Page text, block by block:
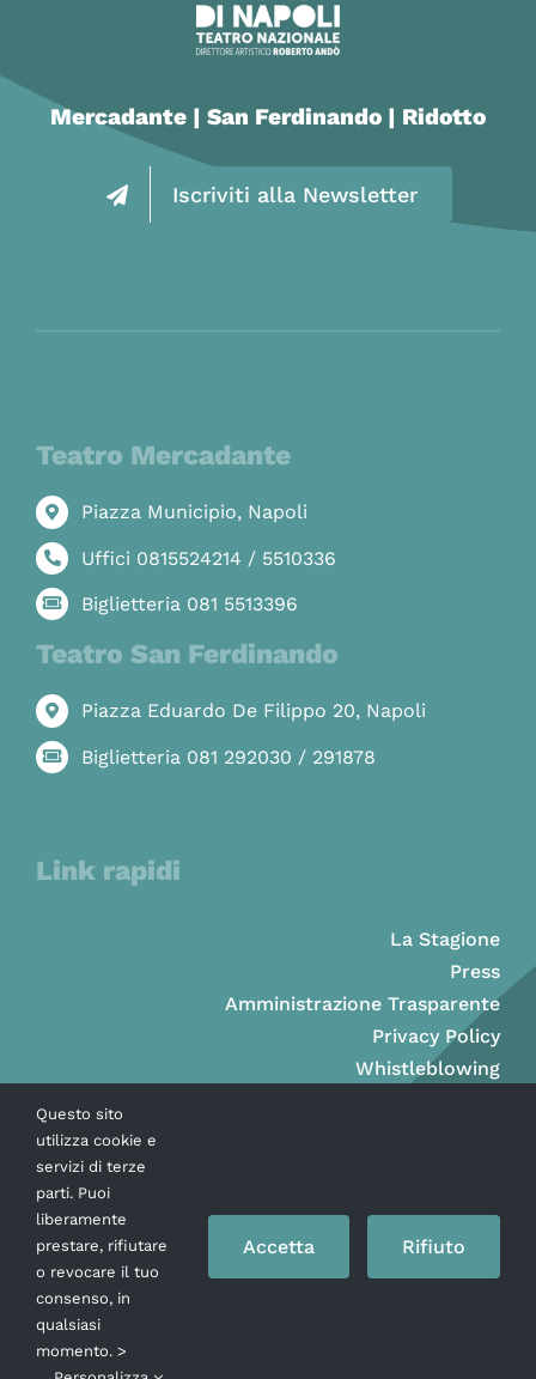
Mercadante | San Ferdinando | Ridotto
Iscriviti alla Newsletter
Teatro Mercadante
Piazza Municipio, Napoli
Uffici 0815524214 / 5510336
Biglietteria 081 5513396
Teatro San Ferdinando
Piazza Eduardo De Filippo 20, Napoli
Biglietteria 081 292030 / 291878
Link rapidi
La Stagione
Press
Amministrazione Trasparente
Privacy Policy
Whistleblowing
Questo sito
utilizza cookie e
servizi di terze
parti. Puoi
liberamente
prestare, rifiutare
o revocare il tuo
consenso, in
qualsiasi
momento. >
Accetta Rifiuto